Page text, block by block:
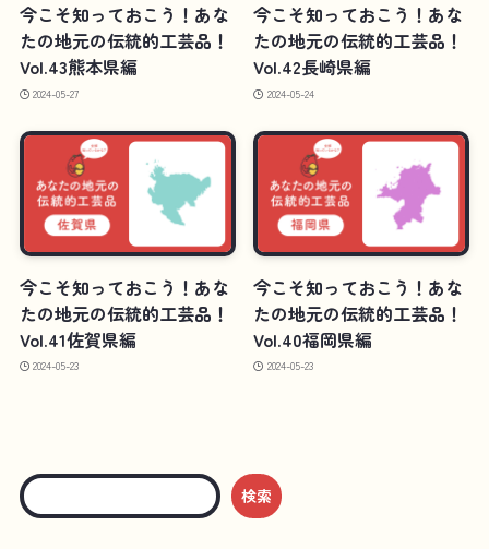
今こそ知っておこう！あな
たの地元の伝統的工芸品！
Vol.43熊本県編
2024-05-27
今こそ知っておこう！あな
たの地元の伝統的工芸品！
Vol.42長崎県編
2024-05-24
今こそ知っておこう！あな
たの地元の伝統的工芸品！
Vol.41佐賀県編
2024-05-23
今こそ知っておこう！あな
たの地元の伝統的工芸品！
Vol.40福岡県編
2024-05-23
検索